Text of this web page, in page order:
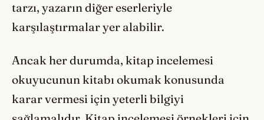
tarzı, yazarın diğer eserleriyle
karşılaştırmalar yer alabilir.
Ancak her durumda, kitap incelemesi
okuyucunun kitabı okumak konusunda
karar vermesi için yeterli bilgiyi